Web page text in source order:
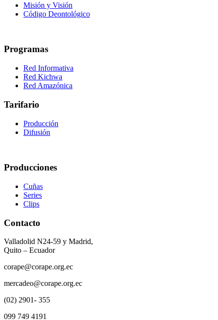
Misión y Visión
Código Deontológico
Programas
Red Informativa
Red Kichwa
Red Amazónica
Tarifario
Producción
Difusión
Producciones
Cuñas
Series
Clips
Contacto
Valladolid N24-59 y Madrid,
Quito – Ecuador
corape@corape.org.ec
mercadeo@corape.org.ec
(02) 2901- 355
099 749 4191